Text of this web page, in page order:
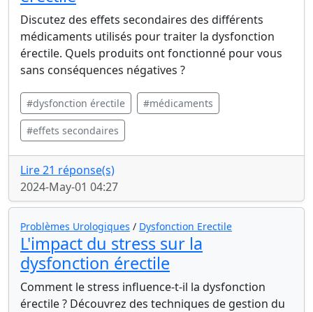
Discutez des effets secondaires des différents
médicaments utilisés pour traiter la dysfonction
érectile. Quels produits ont fonctionné pour vous
sans conséquences négatives ?
#dysfonction érectile #médicaments
#effets secondaires
Lire 21 réponse(s)
2024-May-01 04:27
Problèmes Urologiques / Dysfonction Erectile
L'impact du stress sur la
dysfonction érectile
Comment le stress influence-t-il la dysfonction
érectile ? Découvrez des techniques de gestion du